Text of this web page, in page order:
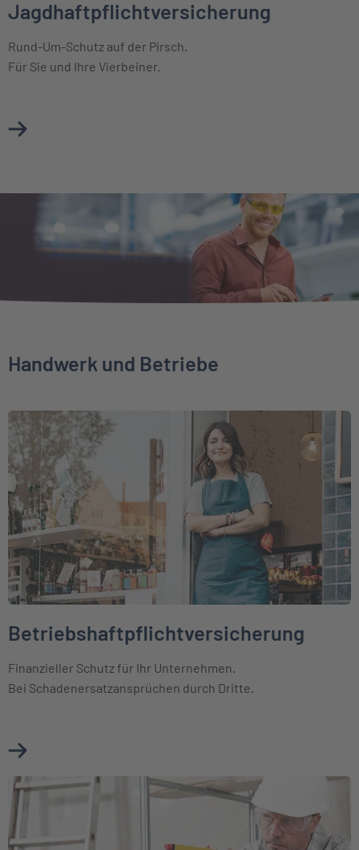
Jagdhaftpflichtversicherung
Rund-Um-Schutz auf der Pirsch.
Für Sie und Ihre Vierbeiner.
Mehr über Jagdhaftpflichtversicherung erfahren
Handwerk und Betriebe
Weiter zu Betriebshaftpflichtversicherung
Betriebshaftpflichtversicherung
Finanzieller Schutz für Ihr Unternehmen.
Bei Schadenersatzansprüchen durch Dritte.
Mehr über Betriebshaftpflichtversicherung erfahren
Weiter zu Betriebshaftpflichtversicherung Baugewerbe